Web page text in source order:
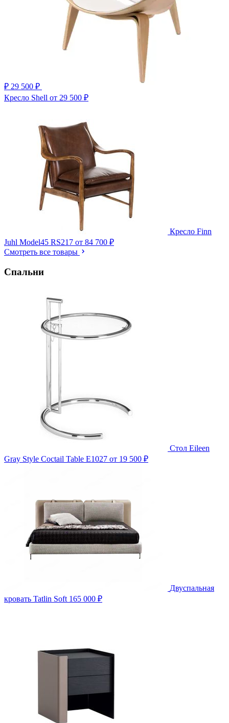
₽ 29 500 ₽
Кресло Shell от 29 500 ₽
Кресло Finn
Juhl Model45 RS217 от 84 700 ₽
Смотреть все товары
Спальни
Стол Eileen
Gray Style Coctail Table E1027 от 19 500 ₽
Двуспальная
кровать Tatlin Soft 165 000 ₽